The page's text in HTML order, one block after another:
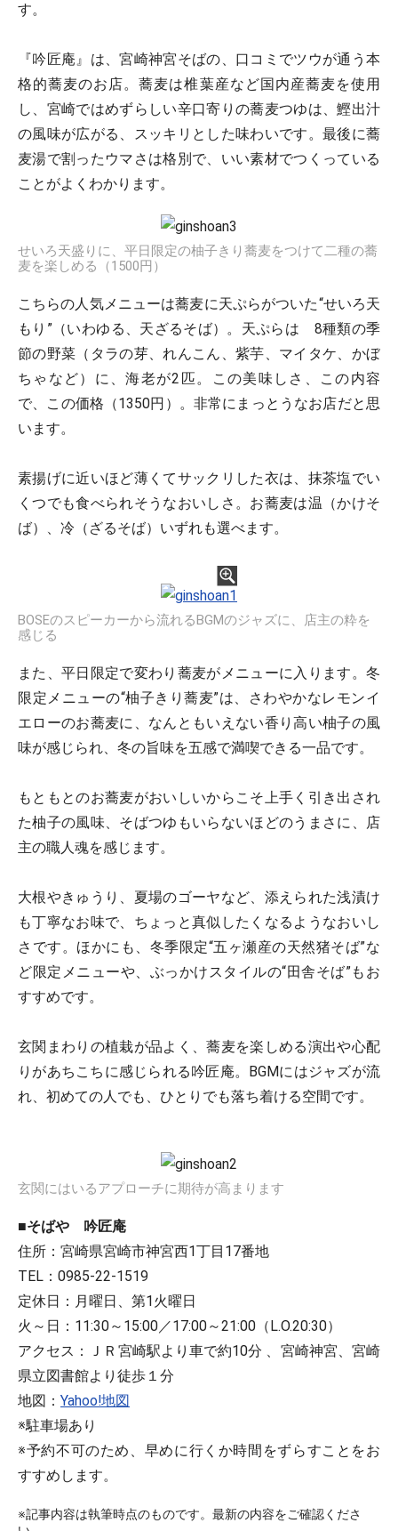
す。
『吟匠庵』は、宮崎神宮そばの、口コミでツウが通う本
格的蕎麦のお店。蕎麦は椎葉産など国内産蕎麦を使用
し、宮崎ではめずらしい辛口寄りの蕎麦つゆは、鰹出汁
の風味が広がる、スッキリとした味わいです。最後に蕎
麦湯で割ったウマさは格別で、いい素材でつくっている
ことがよくわかります。
せいろ天盛りに、平日限定の柚子きり蕎麦をつけて二種の蕎
麦を楽しめる（1500円）
こちらの人気メニューは蕎麦に天ぷらがついた“せいろ天
もり”（いわゆる、天ざるそば）。天ぷらは 8種類の季
節の野菜（タラの芽、れんこん、紫芋、マイタケ、かぼ
ちゃなど）に、海老が2匹。この美味しさ、この内容
で、この価格（1350円）。非常にまっとうなお店だと思
います。
素揚げに近いほど薄くてサックリした衣は、抹茶塩でい
くつでも食べられそうなおいしさ。お蕎麦は温（かけそ
ば）、冷（ざるそば）いずれも選べます。
BOSEのスピーカーから流れるBGMのジャズに、店主の粋を
感じる
また、平日限定で変わり蕎麦がメニューに入ります。冬
限定メニューの“柚子きり蕎麦”は、さわやかなレモンイ
エローのお蕎麦に、なんともいえない香り高い柚子の風
味が感じられ、冬の旨味を五感で満喫できる一品です。
もともとのお蕎麦がおいしいからこそ上手く引き出され
た柚子の風味、そばつゆもいらないほどのうまさに、店
主の職人魂を感じます。
大根やきゅうり、夏場のゴーヤなど、添えられた浅漬け
も丁寧なお味で、ちょっと真似したくなるようなおいし
さです。ほかにも、冬季限定“五ヶ瀬産の天然猪そば”な
ど限定メニューや、ぶっかけスタイルの“田舎そば”もお
すすめです。
玄関まわりの植栽が品よく、蕎麦を楽しめる演出や心配
りがあちこちに感じられる吟匠庵。BGMにはジャズが流
れ、初めての人でも、ひとりでも落ち着ける空間です。
玄関にはいるアプローチに期待が高まります
■そばや 吟匠庵
住所：宮崎県宮崎市神宮西1丁目17番地
TEL：0985-22-1519
定休日：月曜日、第1火曜日
火～日：11:30～15:00／17:00～21:00（L.O.20:30）
アクセス：ＪＲ宮崎駅より車で約10分 、宮崎神宮、宮崎
県立図書館より徒歩１分
地図： Yahoo!地図
※駐車場あり
※予約不可のため、早めに行くか時間をずらすことをお
すすめします。
※記事内容は執筆時点のものです。最新の内容をご確認くださ